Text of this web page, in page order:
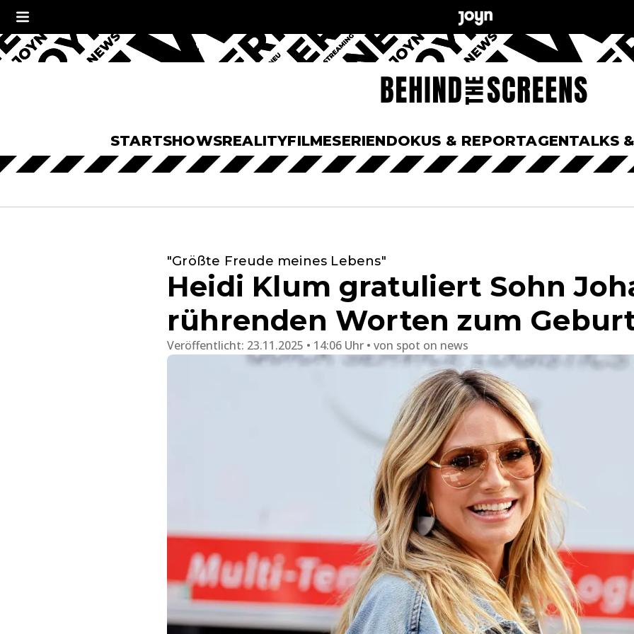
STARTSHOWSREALITYFILMESERIENDOKUS & REPORTAGENTALKS
"Größte Freude meines Lebens"
Heidi Klum gratuliert Sohn
rührenden Worten zum
Veröffentlicht: 23.11.2025 • 14:06 Uhr von spot on news